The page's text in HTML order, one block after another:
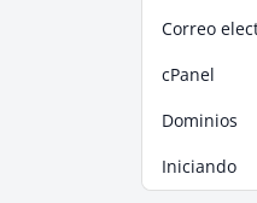
Correo
cPanel
Dominios
Iniciando